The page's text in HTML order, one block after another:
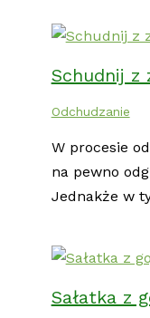
Schudnij z
Odchudzanie
W procesie
na pewno
Jednakże w
Sałatka z